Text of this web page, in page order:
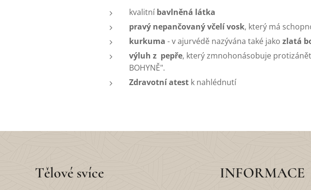
kvalitní bavlněná látka
pravý nepančovaný včelí vosk, který má
kurkuma - v ajurvédě nazývána také jako zlatá
výluh z pepře, který zmnohonásobuje
BOHYNĚ".
Zdravotní atestk nahlédnutí
Tělové svíce INFORMACE